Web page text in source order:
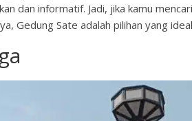
dan informatif. Jadi, jika kamu
Gedung Sate adalah pilihan yang